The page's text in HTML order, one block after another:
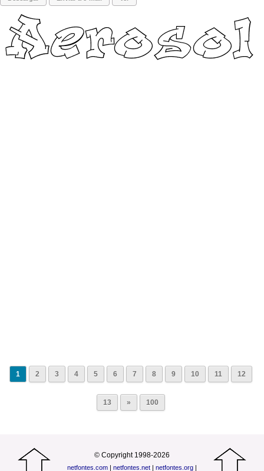
1 2 3 4 5 6 7 8 9 10 11 12
13 » 100
© Copyright 1998-2026
netfontes.com | netfontes.net | netfontes.org |